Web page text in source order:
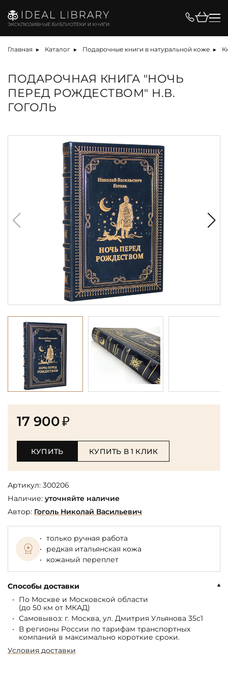
Главная Каталог Подарочные книги в натуральной коже
ПОДАРОЧНАЯ КНИГА "НОЧЬ
ПЕРЕД РОЖДЕСТВОМ" Н.В.
ГОГОЛЬ
17 900₽
КУПИТЬ КУПИТЬ В 1 КЛИК
Артикул: 300206
Наличие: уточняйте наличие
Автор: Гоголь Николай Васильевич
только ручная работа
редкая итальянская кожа
кожаный переплет
Способы доставки
По Москве и Московской области
(до 50 км от МКАД)
Самовывоз: г. Москва, ул. Дмитрия Ульянова 35с1
В регионы России по тарифам транспортных
компаний в максимально короткие сроки.
Условия доставки